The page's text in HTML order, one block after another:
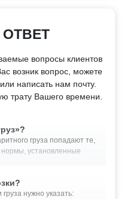
вопросы клиентов
возник вопрос, можете
написать нам почту.
трату Вашего времени.
груза попадают те,
установленные
грузоперевозки.
объекты, высота которых
20 м., ширина более 2.55
нужно указать: